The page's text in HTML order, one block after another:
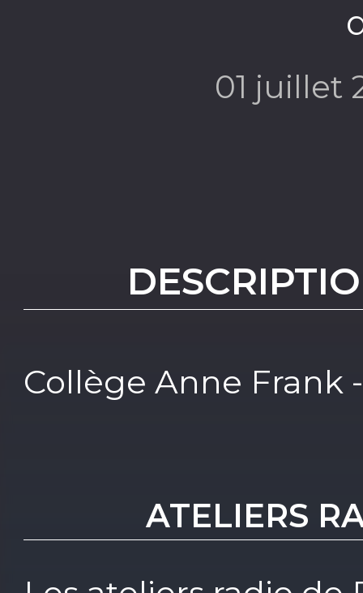
01 juillet
Collège Anne Frank
ATELIERS